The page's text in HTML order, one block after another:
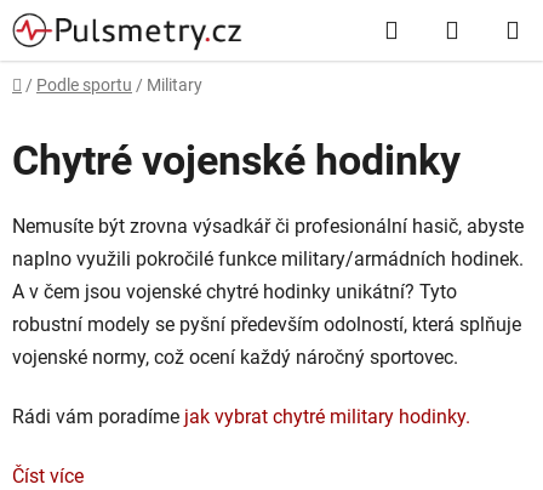
Přejít
na
obsah
Hledat
KOŠÍK
Domů
/ Podle sportu / Military
Chytré vojenské hodinky
Nemusíte být zrovna výsadkář či profesionální hasič, abyste
naplno využili pokročilé funkce military/armádních hodinek.
A v čem jsou vojenské chytré hodinky unikátní? Tyto
robustní modely se pyšní především odolností, která splňuje
vojenské normy, což ocení každý náročný sportovec.
Rádi vám poradíme jak vybrat chytré military hodinky.
Číst více